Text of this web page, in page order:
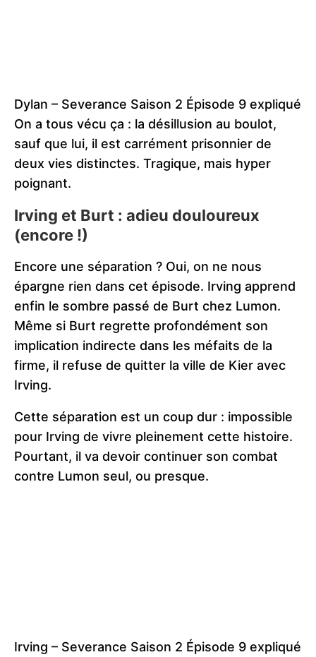
Dylan – Severance Saison 2 Épisode 9 expliqué
On a tous vécu ça : la désillusion au boulot,
sauf que lui, il est carrément prisonnier de
deux vies distinctes. Tragique, mais hyper
poignant.
Irving et Burt : adieu douloureux
(encore !)
Encore une séparation ? Oui, on ne nous
épargne rien dans cet épisode. Irving apprend
enfin le sombre passé de Burt chez Lumon.
Même si Burt regrette profondément son
implication indirecte dans les méfaits de la
firme, il refuse de quitter la ville de Kier avec
Irving.
Cette séparation est un coup dur : impossible
pour Irving de vivre pleinement cette histoire.
Pourtant, il va devoir continuer son combat
contre Lumon seul, ou presque.
Irving – Severance Saison 2 Épisode 9 expliqué